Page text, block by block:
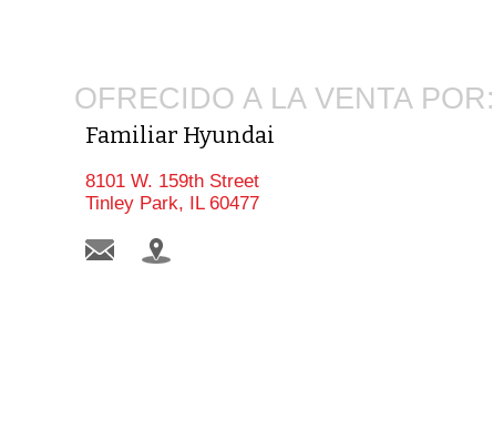
OFRECIDO A LA VENTA POR:
Familiar Hyundai
8101 W. 159th Street
Tinley Park, IL 60477